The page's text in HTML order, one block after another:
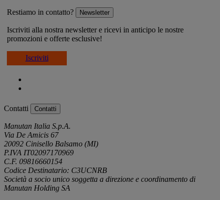
Restiamo in contatto? Newsletter
Iscriviti alla nostra newsletter e ricevi in anticipo le nostre
promozioni e offerte esclusive!
Iscriviti
Contatti Contatti
Manutan Italia S.p.A.
Via De Amicis 67
20092 Cinisello Balsamo (MI)
P.IVA IT02097170969
C.F. 09816660154
Codice Destinatario: C3UCNRB
Società a socio unico soggetta a direzione e coordinamento di
Manutan Holding SA